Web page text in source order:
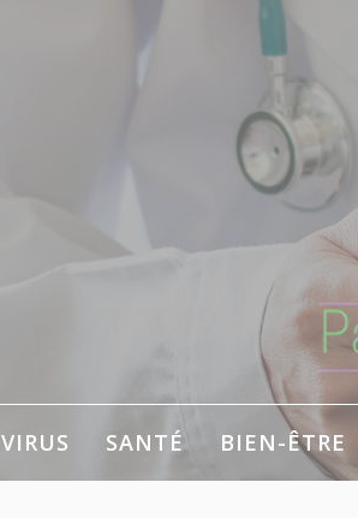
Pour votre bien-être
VIRUS SANTÉ BIEN-ÊTRE